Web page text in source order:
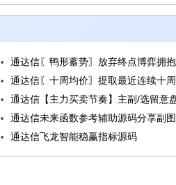
通达信〖鸭形蓄势〗放弃终点博弈拥
三段论源码
通达信〖十周均价〗提取最近连续十
源码通达信【主力买卖节奏】主副/选留意
进场源码
通达信未来函数参考辅助源码分享副图
通达信飞龙智能稳赢指标源码